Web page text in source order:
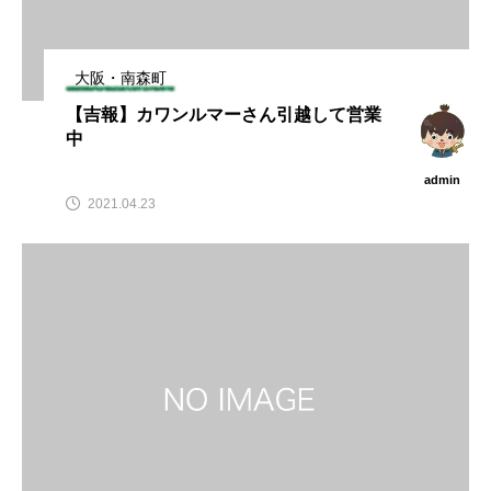
大阪・南森町
【吉報】カワンルマーさん引越して営業
中
admin
2021.04.23